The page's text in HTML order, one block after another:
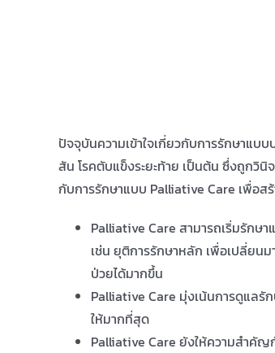
ปัจจุบันความเข้าใจเกี่ยวกับการรักษาแบบ
สัน โรคตับแข็งระยะท้าย เป็นต้น ซึ่งถูกวินิ
กับการรักษาแบบ Palliative Care เพื่อส
Palliative Care สามารถเริ่มรักษ
เช่น ยุติการรักษาหลัก เพื่อเปลี่ยน
ป่วยได้มากขึ้น
Palliative Care มุ่งเน้นการดูแล
ให้มากที่สุด
Palliative Care ยังให้ความสำคัญ